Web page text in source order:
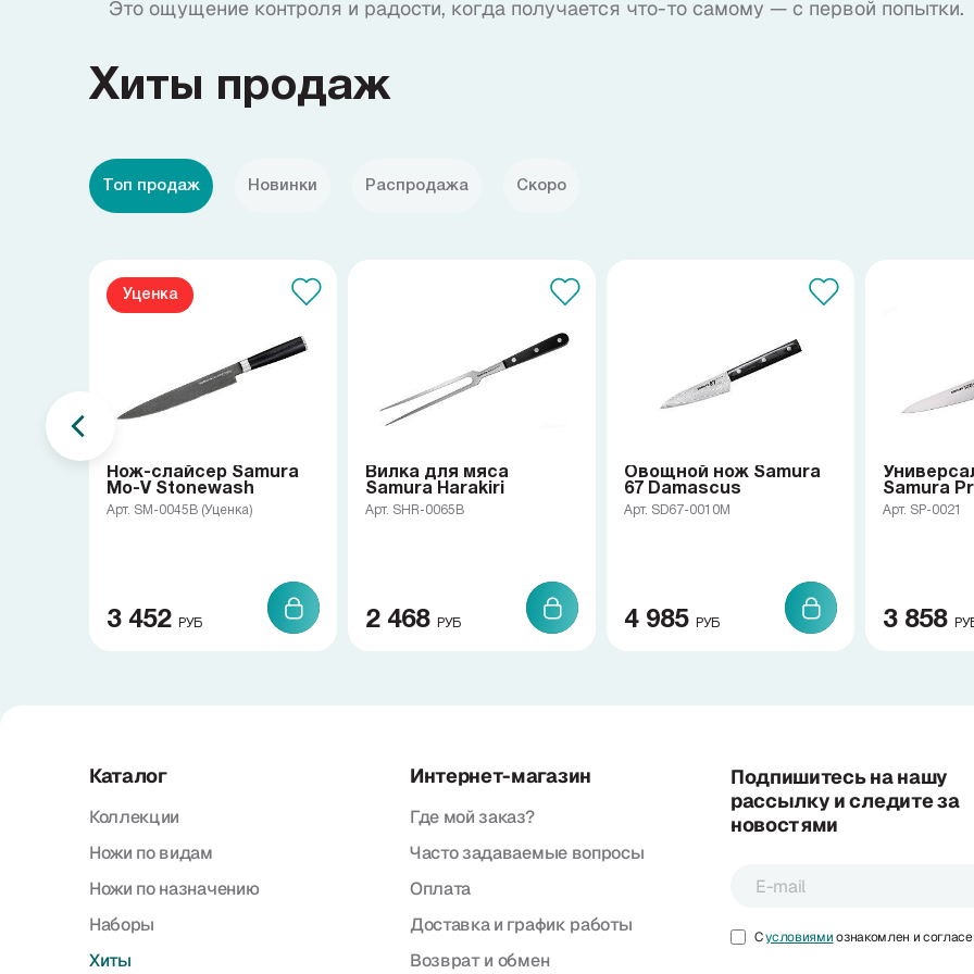
Это ощущение контроля и радости, когда получается что-то самому — с первой попытки.
Хиты продаж
Топ продаж Новинки Распродажа Скоро
Уценка
Нож-слайсер Samura
Mo-V Stonewash
Арт. SM-0045B (Уценка)
3 452 РУБ
Вилка для мяса
Samura Harakiri
Арт. SHR-0065B
2 468 РУБ
Овощной нож Samura
67 Damascus
Арт. SD67-0010M
4 985 РУБ
Samura
Арт. SP-0021
3 858
Каталог
Коллекции
Ножи по видам
Ножи по назначению
Наборы
Хиты
Интернет-магазин
Где мой заказ?
Часто задаваемые вопросы
Оплата
Доставка и график работы
Возврат и обмен
Подпишитесь на нашу
рассылку и следите за
новостями
Сусловиямиознакомлен и